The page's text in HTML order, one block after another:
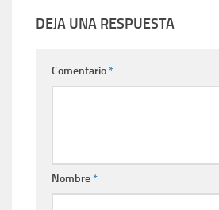
DEJA UNA RESPUESTA
Comentario*
Nombre*